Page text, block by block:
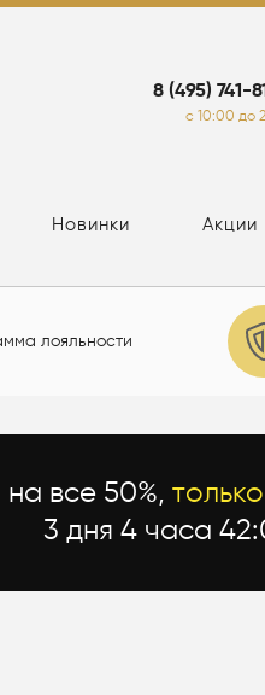
8 (495) 741-
c 10:00 до
Новинки Акции
лояльности
все 50%,
3 дня 4 часа